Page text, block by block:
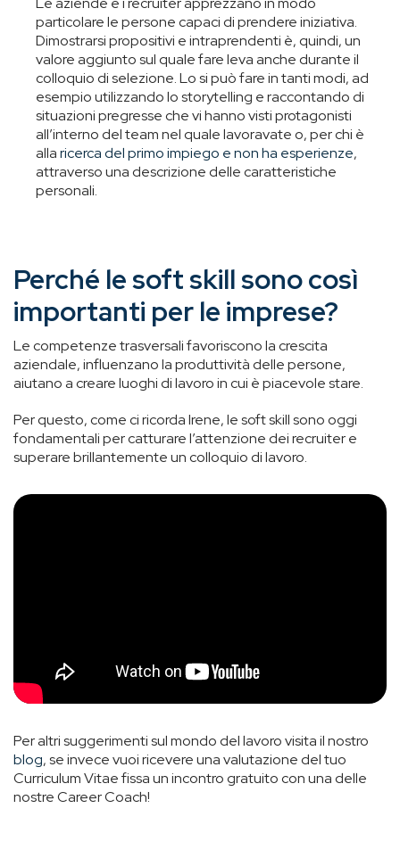
particolare le persone capaci di prendere iniziativa.
Dimostrarsi propositivi e intraprendenti è, quindi, un
valore aggiunto sul quale fare leva anche durante il
colloquio di selezione. Lo si può fare in tanti modi, ad
esempio utilizzando lo storytelling e raccontando di
situazioni pregresse che vi hanno visti protagonisti
all’interno del team nel quale lavoravate o, per chi è
allaricerca del primo impiego e non ha esperienze,
attraverso una descrizione delle caratteristiche
personali.
Perché le soft skill sono così
importanti per le imprese?
Le competenze trasversali favoriscono la crescita
aziendale, influenzano la produttività delle persone,
aiutano a creare luoghi di lavoro in cui è piacevole stare.
Per questo, come ci ricorda Irene, le soft skill sono oggi
fondamentali per catturare l’attenzione dei recruiter e
superare brillantemente un colloquio di lavoro.
Per altri suggerimenti sul mondo del lavoro visita il nostro
blog, se invece vuoi ricevere una valutazione del tuo
Curriculum Vitae fissa un incontro gratuito con una delle
nostre Career Coach!